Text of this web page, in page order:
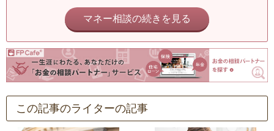
マネー相談の続きを見る
この記事のライターの記事